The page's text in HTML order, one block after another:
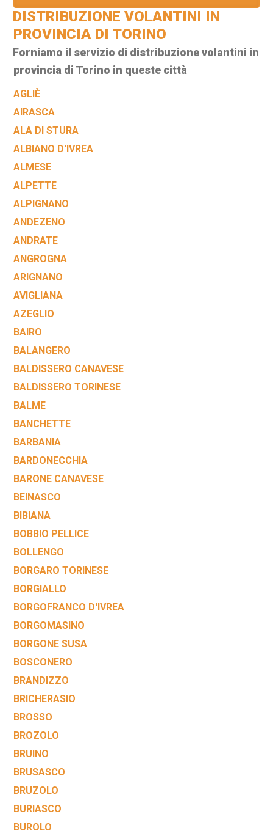
DISTRIBUZIONE VOLANTINI IN
PROVINCIA DI TORINO
Forniamo il servizio di distribuzione volantini in
provincia di Torino in queste città
AGLIÈ
AIRASCA
ALA DI STURA
ALBIANO D'IVREA
ALMESE
ALPETTE
ALPIGNANO
ANDEZENO
ANDRATE
ANGROGNA
ARIGNANO
AVIGLIANA
AZEGLIO
BAIRO
BALANGERO
BALDISSERO CANAVESE
BALDISSERO TORINESE
BALME
BANCHETTE
BARBANIA
BARDONECCHIA
BARONE CANAVESE
BEINASCO
BIBIANA
BOBBIO PELLICE
BOLLENGO
BORGARO TORINESE
BORGIALLO
BORGOFRANCO D'IVREA
BORGOMASINO
BORGONE SUSA
BOSCONERO
BRANDIZZO
BRICHERASIO
BROSSO
BROZOLO
BRUINO
BRUSASCO
BRUZOLO
BURIASCO
BUROLO